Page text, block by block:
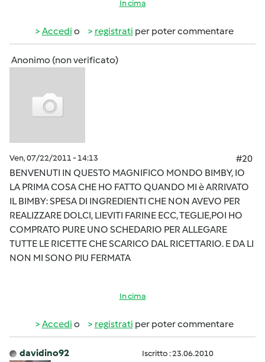
In cima
Accedi o registrati per poter commentare
Anonimo (non verificato)
Ven, 07/22/2011 - 14:13
#20
BENVENUTI IN QUESTO MAGNIFICO MONDO BIMBY, IO
LA PRIMA COSA CHE HO FATTO QUANDO MI è ARRIVATO
IL BIMBY: SPESA DI INGREDIENTI CHE NON AVEVO PER
REALIZZARE DOLCI, LIEVITI FARINE ECC, TEGLIE,POI HO
COMPRATO PURE UNO SCHEDARIO PER ALLEGARE
TUTTE LE RICETTE CHE SCARICO DAL RICETTARIO. E DA LI
NON MI SONO PIU FERMATA
In cima
Accedi o registrati per poter commentare
davidino92 Iscritto : 23.06.2010